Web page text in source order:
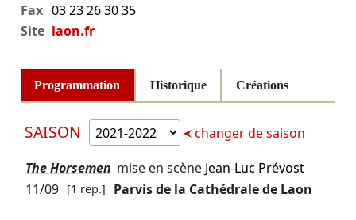
Fax 03 23 26 30 35
Site laon.fr
Programmation Historique Créations
SAISON changer de saison
The Horsemen mise en scène Jean-Luc Prévost
11/09 [1 rep.] Parvis de la Cathédrale de Laon